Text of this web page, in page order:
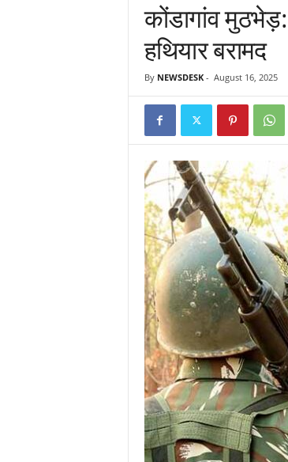
कोंडागांव
हथियार बरामद
By NEWSDESK- August 16, 2025